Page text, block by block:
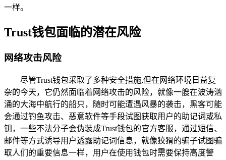
一样。
Trust钱包面临的潜在风险
网络攻击风险
尽管Trust钱包采取了多种安全措施,但在网络环境日益复
杂的今天，它仍然面临着网络攻击的风险，就像一艘在波涛汹
涌的大海中航行的船只，随时可能遭遇风暴的袭击，黑客可能
会通过钓鱼攻击、恶意软件等手段试图获取用户的助记词或私
钥，一些不法分子会伪装成Trust钱包的官方客服，通过短信、
邮件等方式诱导用户透露助记词信息，就像狡猾的骗子试图骗
取人们的重要信息一样，用户在使用钱包时需要保持高度警